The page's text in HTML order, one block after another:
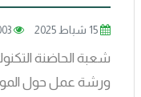
15 شباط 2025 2003 مشاهدة
شعبة الحاضنة
ورشة عمل حول